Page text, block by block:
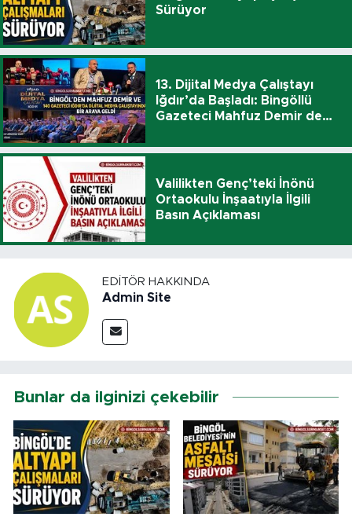
Sürüyor
13. Dijital Medya Çalıştayı
Iğdır’da Başladı: Bingöllü
Gazeteci Mahfuz Demir de
Valilikten Genç’teki İnönü
Ortaokulu İnşaatıyla İlgili
Basın Açıklaması
EDITÖR HAKKINDA
Admin Site
Bunlar da ilginizi çekebilir